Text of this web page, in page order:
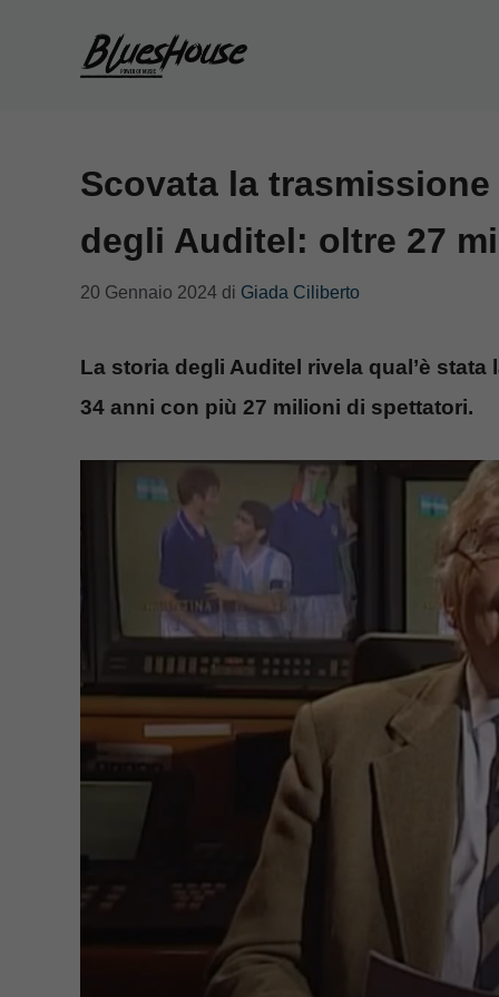
Scovata la
degli Auditel: oltre 27
20 Gennaio 2024 di Giada Ciliberto
La storia degli Auditel rivela qual’è
34 anni con più 27 milioni di spettatori.